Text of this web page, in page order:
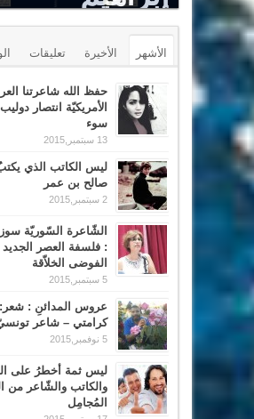
الأشهر الأخيرة تعليقات
حفظ الله شاعرتنا
الأمريكيّة انتصار
سوء
13 سبتمبر,2015
ليس الكاتب الذي
صالح بن عمر
2 سبتمبر,2015
الشّاعرة السّوريّة
: فلسفة العصر الجديد
الفوضى الخلاّقة
5 سبتمبر,2015
عروس المدائنِ :
كرامتي – شاعر
5 نوفمبر,2015
ليس ثمة أخطرُ على
والكاتب والشّاعر من
المُجامِل